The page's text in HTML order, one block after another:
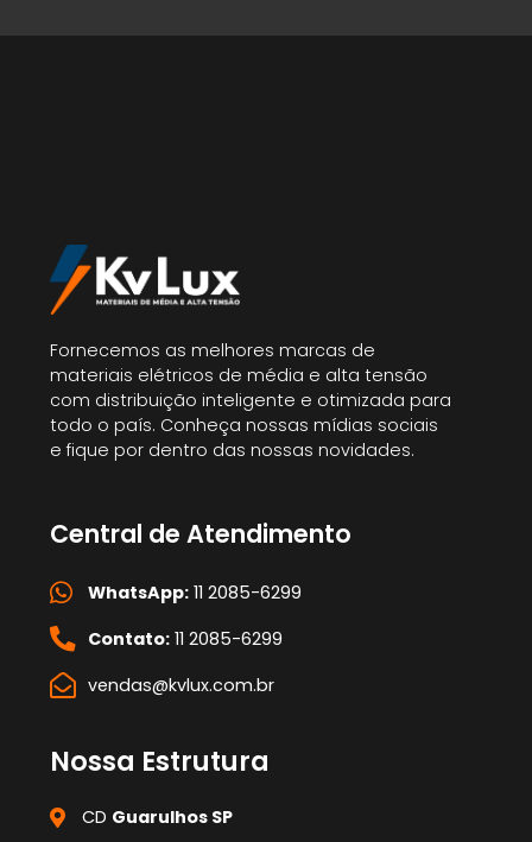
Fornecemos as melhores marcas de
materiais elétricos de média e alta tensão
com distribuição inteligente e otimizada para
todo o país. Conheça nossas mídias sociais
e fique por dentro das nossas novidades.
Central de Atendimento
WhatsApp:11 2085-6299
Contato:11 2085-6299
vendas@kvlux.com.br
Nossa Estrutura
CD Guarulhos SP